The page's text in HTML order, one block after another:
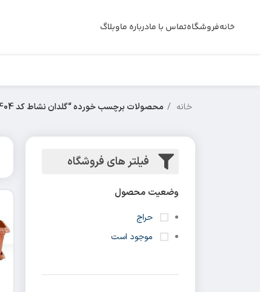
خانهفروشگاهتماس با مادرباره ماوبلاگ
خانه محصولات برچسب خورده “گلدان نشاط کد 404”
فیلتر های فروشگاه
وضعیت محصول
حراج
موجود است